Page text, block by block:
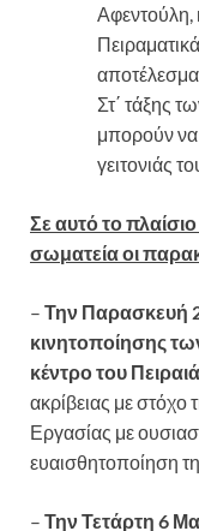
Αφεντούλη,
Στ΄ τάξης
μπορούν να
γειτονιάς
Σε αυτό το
σωματεία οι
– Την Παρασκευή
κινητοποίησης
κέντρο του Πειραιά
ακρίβειας με στόχο
Εργασίας με
ευαισθητοποίηση
– Την Τετάρτη 6